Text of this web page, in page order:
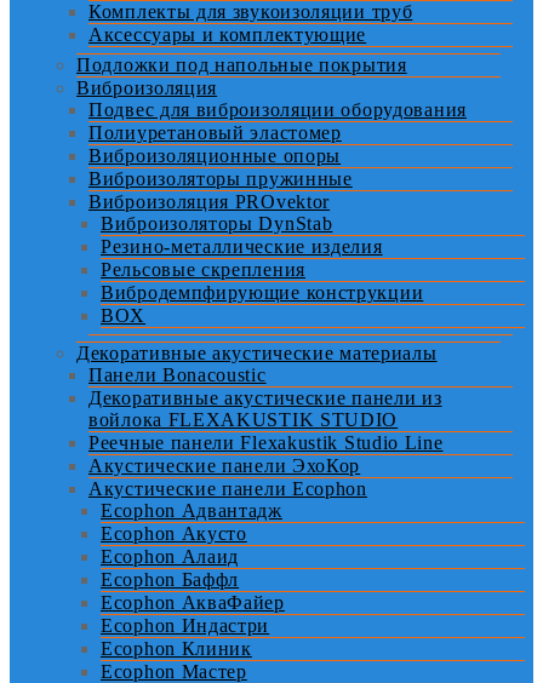
Комплекты для звукоизоляции труб
Аксессуары и комплектующие
Подложки под напольные покрытия
Виброизоляция
Подвес для виброизоляции оборудования
Полиуретановый эластомер
Виброизоляционные опоры
Виброизоляторы пружинные
Виброизоляция PROvektor
Виброизоляторы DynStab
Резино-металлические изделия
Рельсовые скрепления
Вибродемпфирующие конструкции
BOX
Декоративные акустические материалы
Панели Bonacoustic
Декоративные акустические панели из
войлока FLEXAKUSTIK STUDIO
Реечные панели Flexakustik Studio Line
Акустические панели ЭхоКор
Акустические панели Ecophon
Ecophon Адвантадж
Ecophon Акусто
Ecophon Алаид
Ecophon Баффл
Ecophon АкваФайер
Ecophon Индастри
Ecophon Клиник
Ecophon Мастер